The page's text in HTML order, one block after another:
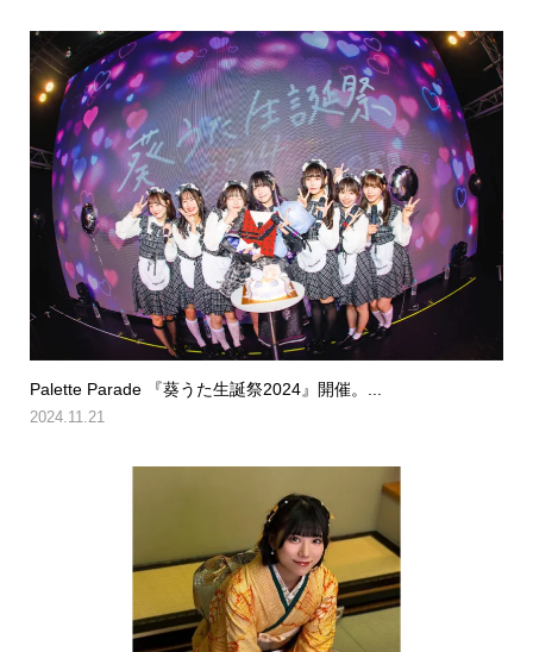
Palette Parade 『葵うた生誕祭2024』開催。...
2024.11.21